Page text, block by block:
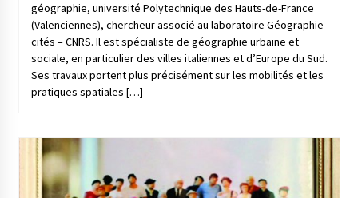
géographie, université Polytechnique des Hauts-de-France
(Valenciennes), chercheur associé au laboratoire Géographie-
cités – CNRS. Il est spécialiste de géographie urbaine et
sociale, en particulier des villes italiennes et d’Europe du Sud.
Ses travaux portent plus précisément sur les mobilités et les
pratiques spatiales […]